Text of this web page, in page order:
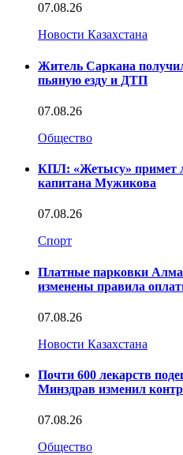
07.08.26
Новости Казахстана
Житель Саркана
пьяную езду и ДТП
07.08.26
Общество
КПЛ: «Жетысу» примет
капитана Мужикова
07.08.26
Спорт
Платные парковки
изменены правила
07.08.26
Новости Казахстана
Почти 600 лекарств
Минздрав изменил
07.08.26
Общество